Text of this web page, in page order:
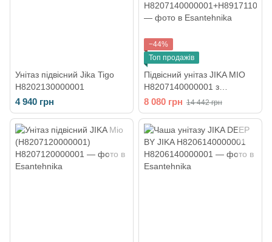
Унітаз підвісний Jika Tigo
H8202130000001
4 940 грн
−44%
Топ продажів
Підвісний унітаз JIKA MIO
H8207140000001 з
сидінням SoftClose
H8917110000631
8 080 грн 14 442 грн